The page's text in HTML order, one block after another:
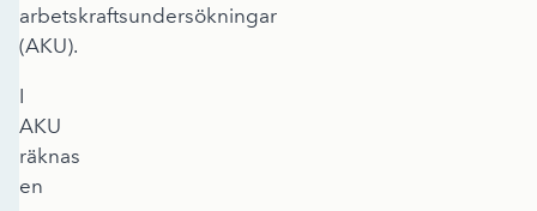
arbetskraftsundersökningar
(AKU).
I
AKU
räknas
en